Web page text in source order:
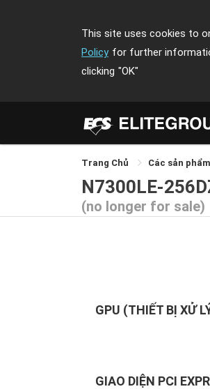
This site uses cookies to
Policy for further
clicking "OK"
Trang Chủ Các sản phẩm
N7300LE-
(no longer for sale)
GPU (THIẾT BỊ XỬ
GIAO DIỆN PCI